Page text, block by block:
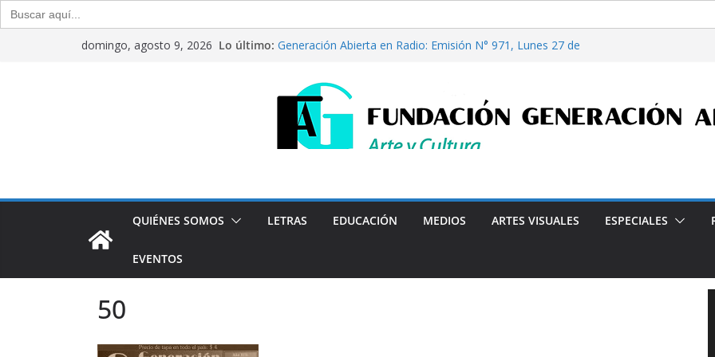
Buscar:
domingo, agosto 9, 2026 Lo último: Generación Abierta en Radio: Emisión N° 971, Lunes 27 de
2026
Del debate entre filosofía y tecnología, por Gabriella Bianco
Generación Abierta en Radio: Emisión N° 972, Lunes 03 de
Agosto de 2026
QUIÉNES SOMOS LETRAS EDUCACIÓN MEDIOS ARTES VISUALES ESPECIALES
EVENTOS
50